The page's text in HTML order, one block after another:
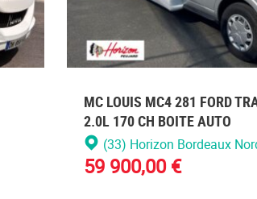
MC LOUIS MC4 281 FORD
2.0L 170 CH BOITE AUTO
(33) Horizon Bordeaux
59 900,00 €